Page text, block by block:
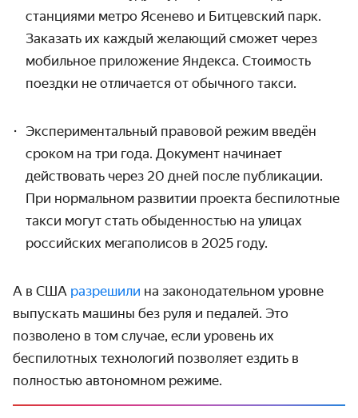
станциями метро Ясенево и Битцевский парк.
Заказать их каждый желающий сможет через
мобильное приложение Яндекса. Стоимость
поездки не отличается от обычного такси.
Экспериментальный правовой режим введён
сроком на три года. Документ начинает
действовать через 20 дней после публикации.
При нормальном развитии проекта беспилотные
такси могут стать обыденностью на улицах
российских мегаполисов в 2025 году.
А в США разрешили на законодательном уровне
выпускать машины без руля и педалей. Это
позволено в том случае, если уровень их
беспилотных технологий позволяет ездить в
полностью автономном режиме.